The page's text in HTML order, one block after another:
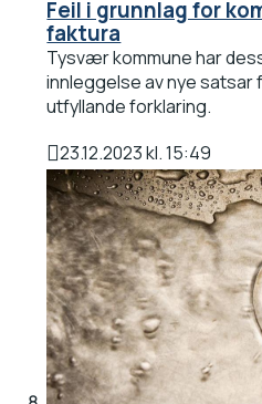
Feil i grunnlag for
faktura
Tysvær kommune har
innleggelse av nye satsar
utfyllande forklaring.
Publisert
23.12.2023 kl. 15:49